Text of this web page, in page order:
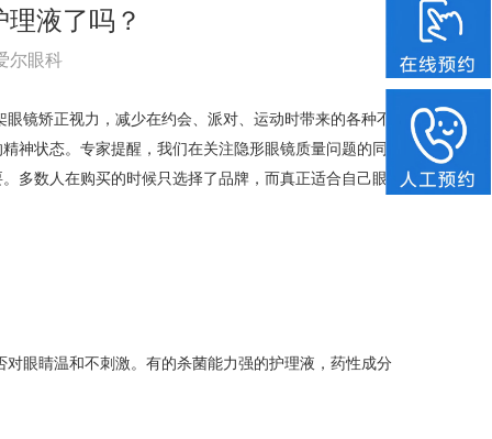
液了吗？
尔眼科
镜矫正视力，减少在约会、派对、运动时带来的各种不
神状态。专家提醒，我们在关注隐形眼镜质量问题的同
多数人在购买的时候只选择了品牌，而真正适合自己眼
眼睛温和不刺激。有的杀菌能力强的护理液，药性成分